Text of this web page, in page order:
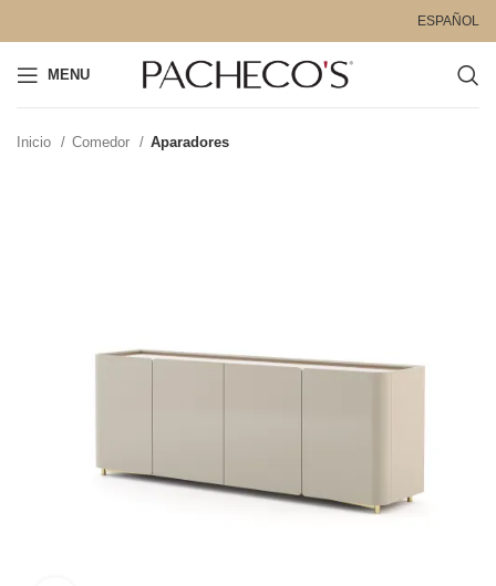
ESPAÑOL
MENU
Inicio Comedor Aparadores